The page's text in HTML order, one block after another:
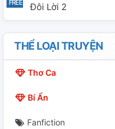
Đôi Lời 2
THỂ LOẠI TRUYỆN
Thơ Ca
Bí Ẩn
Fanfiction